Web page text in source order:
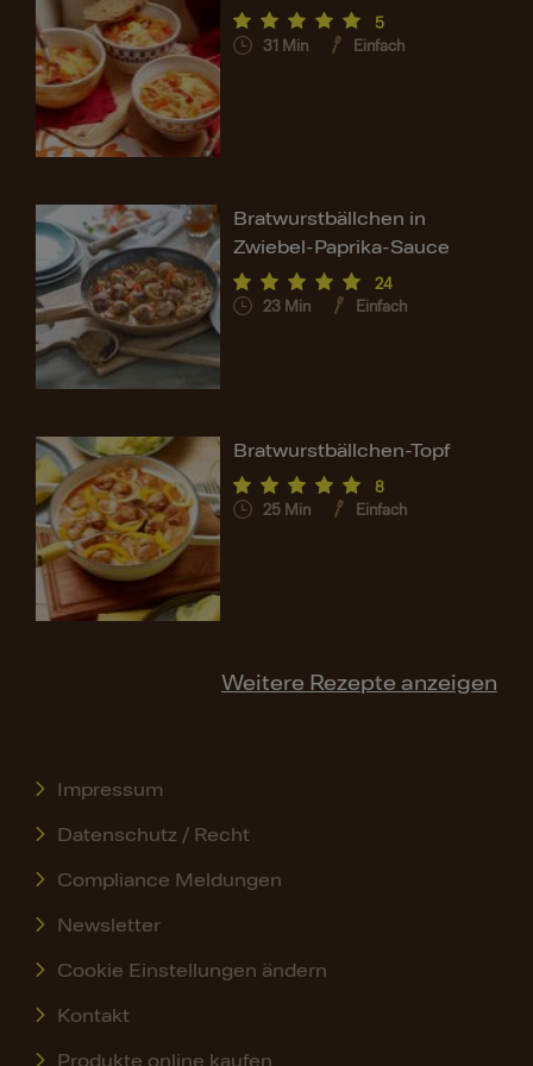
5
31 Min Einfach
Bratwurstbällchen in
Zwiebel-Paprika-Sauce
24
23 Min Einfach
Bratwurstbällchen-Topf
8
25 Min Einfach
Weitere Rezepte anzeigen
Impressum
Datenschutz / Recht
Compliance Meldungen
Newsletter
Cookie Einstellungen ändern
Kontakt